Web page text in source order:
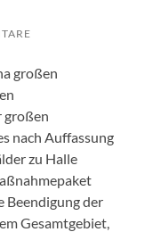
großen
großen
nach Auffassung
zu Halle
Beendigung der
Gesamtgebiet,